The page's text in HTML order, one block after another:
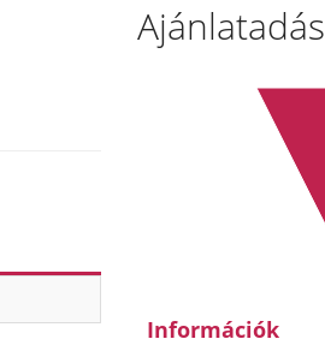
Ajánlatadás
Információk